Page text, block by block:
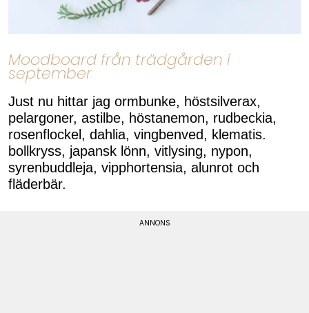
Moodboard från trädgården i
september
Just nu hittar jag ormbunke, höstsilverax,
pelargoner, astilbe, höstanemon, rudbeckia,
rosenflockel, dahlia, vingbenved, klematis.
bollkryss, japansk lönn, vitlysing, nypon,
syrenbuddleja, vipphortensia, alunrot och
fläderbär.